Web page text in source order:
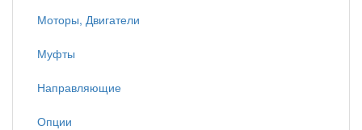
Моторы, Двигатели
Муфты
Направляющие
Опции